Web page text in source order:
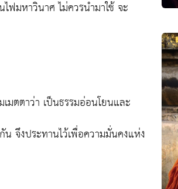
ฟมหาวินาศ ไม่ควรนำมาใช้ จะ
ตตาว่า เป็นธรรมอ่อนโยนและ
จึงประทานไว้เพื่อความมั่นคงแห่ง